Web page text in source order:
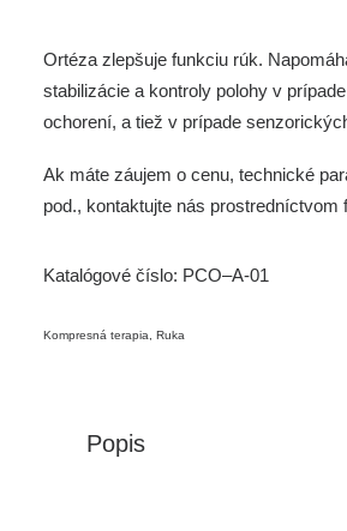
Ortéza zlepšuje funkciu rúk.
stabilizácie a kontroly polohy v
ochorení, a tiež v prípade
Ak máte záujem o cenu, technické
pod., kontaktujte nás prostredníctvom
Katalógové číslo: PCO–A-01
Kompresná terapia Ruka
Popis